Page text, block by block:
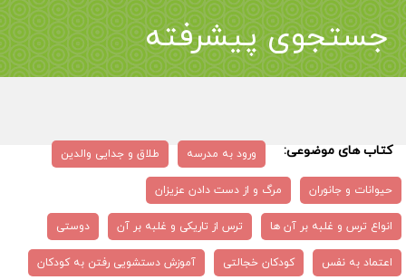
جستجوی پیشرفته
کتاب های موضوعی: ورود به مدرسه طلاق و جدایی والدین
حیوانات و جانوران مرگ و از دست دادن عزیزان
انواع ترس و غلبه بر آن ها ترس از تاریکی و غلبه بر آن دوستی
اعتماد به نفس کودکان خجالتی آموزش دستشویی رفتن به کودکان